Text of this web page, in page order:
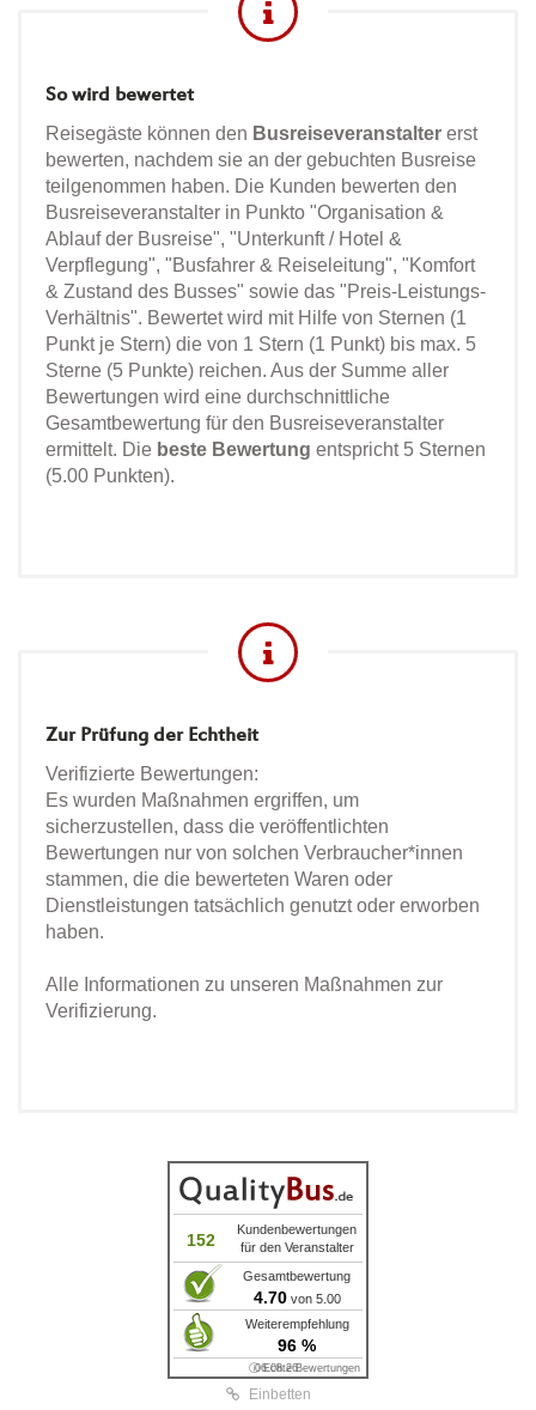
So wird bewertet
Reisegäste können den Busreiseveranstalter erst
bewerten, nachdem sie an der gebuchten Busreise
teilgenommen haben. Die Kunden bewerten den
Busreiseveranstalter in Punkto "Organisation &
Ablauf der Busreise", "Unterkunft / Hotel &
Verpflegung", "Busfahrer & Reiseleitung", "Komfort
& Zustand des Busses" sowie das "Preis-Leistungs-
Verhältnis". Bewertet wird mit Hilfe von Sternen (1
Punkt je Stern) die von 1 Stern (1 Punkt) bis max. 5
Sterne (5 Punkte) reichen. Aus der Summe aller
Bewertungen wird eine durchschnittliche
Gesamtbewertung für den Busreiseveranstalter
ermittelt. Die beste Bewertung entspricht 5 Sternen
(5.00 Punkten).
Zur Prüfung der Echtheit
Verifizierte Bewertungen:
Es wurden Maßnahmen ergriffen, um
sicherzustellen, dass die veröffentlichten
Bewertungen nur von solchen Verbraucher*innen
stammen, die die bewerteten Waren oder
Dienstleistungen tatsächlich genutzt oder erworben
haben.
Alle Informationen zu unseren Maßnahmen zur
Verifizierung.
152
Kundenbewertungen
für den Veranstalter
Gesamtbewertung
4.70von 5.00
Weiterempfehlung
96 %
06.08.26
ⓘ Echte Bewertungen
Einbetten